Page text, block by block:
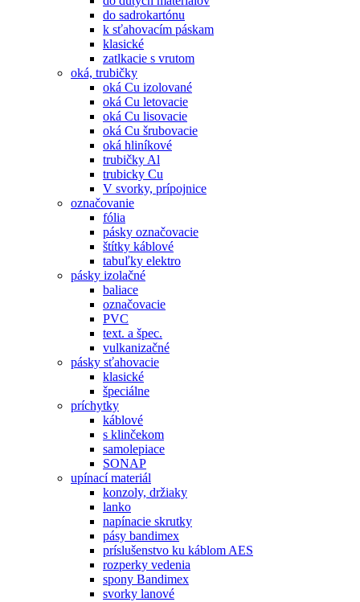
do sadrokartónu
k sťahovacím páskam
klasické
zatlkacie s vrutom
oká, trubičky
oká Cu izolované
oká Cu letovacie
oká Cu lisovacie
oká Cu šrubovacie
oká hliníkové
trubičky Al
trubicky Cu
V svorky, prípojnice
označovanie
fólia
pásky označovacie
štítky káblové
tabuľky elektro
pásky izolačné
baliace
označovacie
PVC
text. a špec.
vulkanizačné
pásky sťahovacie
klasické
špeciálne
príchytky
káblové
s klinčekom
samolepiace
SONAP
upínací materiál
konzoly, držiaky
lanko
napínacie skrutky
pásy bandimex
príslušenstvo ku káblom AES
rozperky vedenia
spony Bandimex
svorky lanové